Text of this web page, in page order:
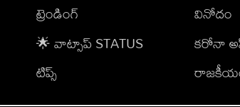
ట్రెండింగ్
🌟 వాట్సాప్ STATUS
టిప్స్
వినోదం
కరోనా